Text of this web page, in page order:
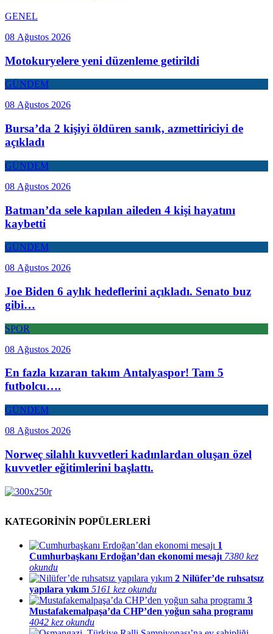
GENEL
08 Ağustos 2026
Motokuryelere yeni düzenleme getirildi
GÜNDEM
08 Ağustos 2026
Bursa’da 2 kişiyi öldüren sanık, azmettiriciyi de
açıkladı
GÜNDEM
08 Ağustos 2026
Batman’da sele kapılan aileden 4 kişi hayatını
kaybetti
GÜNDEM
08 Ağustos 2026
Joe Biden 6 aylık hedeflerini açıkladı. Senato buz
gibi…
SPOR
08 Ağustos 2026
En fazla kızaran takım Antalyaspor! Tam 5
futbolcu….
GÜNDEM
08 Ağustos 2026
Norweç silahlı kuvvetleri kadınlardan oluşan özel
kuvvetler eğitimlerini başlattı.
KATEGORİNİN POPÜLERLERİ
1
Cumhurbaşkanı Erdoğan’dan ekonomi mesajı 7380 kez
okundu
2 Nilüfer’de ruhsatsız
yapılara yıkım 5161 kez okundu
3
Mustafakemalpaşa’da CHP’den yoğun saha programı
4042 kez okundu